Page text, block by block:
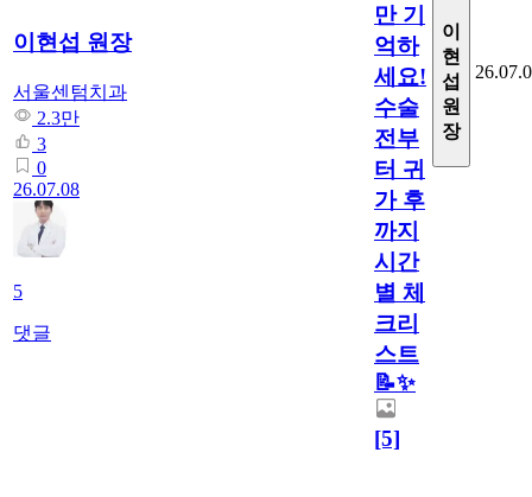
이현섭 원장
서울센텀치과
2.3만
3
0
26.07.08
5
댓글
만 기
억하
세요!
수술
전부
터 귀
가 후
까지
시간
별 체
크리
스트
📝✨
[5]
이
현
섭
원
장